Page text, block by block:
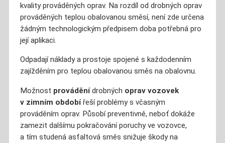
kvality prováděných oprav. Na rozdíl od drobných oprav
prováděných teplou obalovanou směsí, není zde určena
žádným technologickým předpisem doba potřebná pro
její aplikaci.
Odpadají náklady a prostoje spojené s každodenním
zajížděním pro teplou obalovanou směs na obalovnu.
Možnost prováděnídrobných oprav vozovek
v zimním obdobířeší problémy s včasným
prováděním oprav. Působí preventivně, neboť dokáže
zamezit dalšímu pokračování poruchy ve vozovce,
a tím studená asfaltová směs snižuje škody na